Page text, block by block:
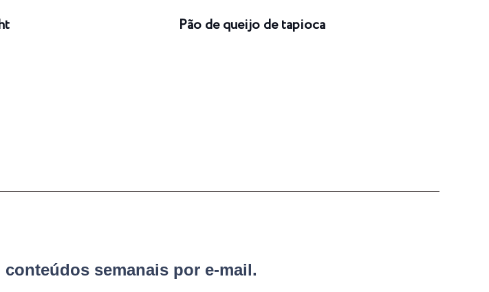
Pão de queijo de tapioca
conteúdos semanais por e-mail.